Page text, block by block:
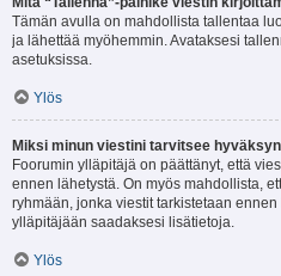
Tämän avulla on mahdollista tallentaa
ja lähettää myöhemmin. Avataksesi
asetuksissa.
Ylös
Miksi minun viestini tarvitsee
Foorumin ylläpitäjä on päättänyt, että
ennen lähetystä. On myös mahdollista,
ryhmään, jonka viestit tarkistetaan
ylläpitäjään saadaksesi lisätietoja.
Ylös